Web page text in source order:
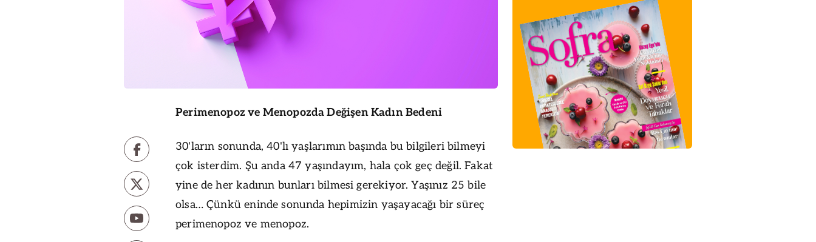
Perimenopoz ve Menopozda Değişen Kadın Bedeni
30'ların sonunda, 40'lı yaşlarımın başında bu bilgileri bilmeyi
çok isterdim. Şu anda 47 yaşındayım, hala çok geç değil. Fakat
yine de her kadının bunları bilmesi gerekiyor. Yaşınız 25 bile
olsa… Çünkü eninde sonunda hepimizin yaşayacağı bir süreç
perimenopoz ve menopoz.